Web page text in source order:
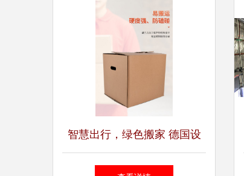
智慧出行，绿色搬家 德国设
计免胶带特硬加厚纸箱详解